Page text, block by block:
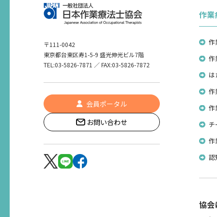
〒111-0042
東京都台東区寿1-5-9 盛光伸光ビル7階
TEL:03-5826-7871 ／ FAX:03-5826-7872
会員ポータル
お問い合わせ
作業
作
作
は
作
作
作
認
協会